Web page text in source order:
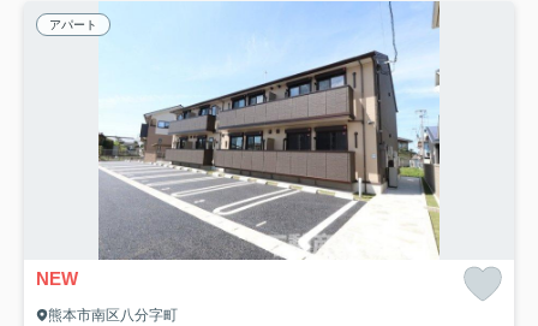
アパート
NEW
熊本市南区八分字町